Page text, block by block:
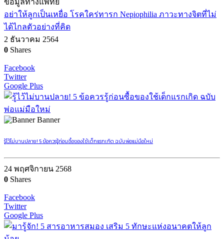
อย่าให้ลูกเป็นเหยื่อ โรคใคร่ทารก Nepiophilia ภาวะทางจิตที่ไม่
ได้ไกลตัวอย่างที่คิด
2 ธันวาคม 2564
0 Shares
Facebook
Twitter
Google Plus
Banner
รู้ไว้ไม่บานปลาย! 5 ข้อควรรู้ก่อนซื้อของใช้เด็กแรกเกิด ฉบับพ่อแม่มือใหม่
24 พฤศจิกายน 2568
0 Shares
Facebook
Twitter
Google Plus